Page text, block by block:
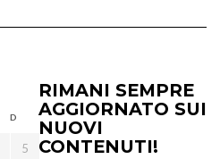
D
5
RIMANI SEMPRE
AGGIORNATO SUI
NUOVI
CONTENUTI!